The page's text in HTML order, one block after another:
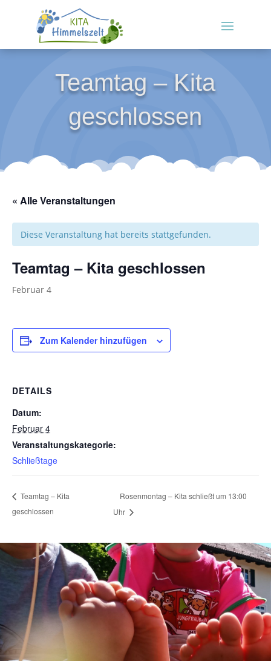
Teamtag – Kita
geschlossen
« Alle Veranstaltungen
Diese Veranstaltung hat bereits stattgefunden.
Teamtag – Kita geschlossen
Februar 4
Zum Kalender hinzufügen
DETAILS
Datum:
Februar 4
Veranstaltungskategorie:
Schließtage
Teamtag – Kita
geschlossen
Rosenmontag – Kita schließt um 13:00
Uhr